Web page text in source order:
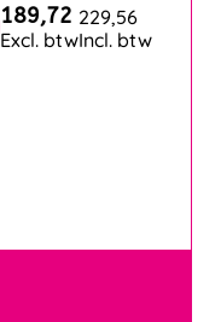
189,72
Excl. btw
229,56
Incl. btw